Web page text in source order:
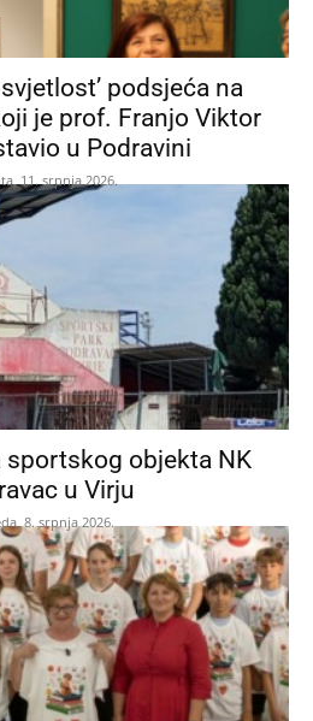
svjetlost’ podsjeća na
je prof. Franjo Viktor
u Podravini
11. srpnja 2026.
sportskog objekta NK
u Virju
8. srpnja 2026.